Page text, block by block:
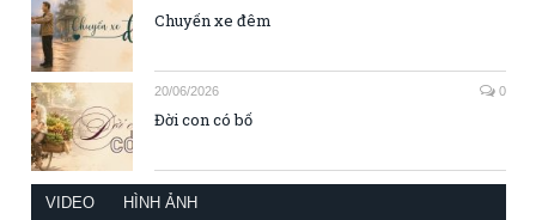
Chuyến xe đêm
20/06/2026 0
Đời con có bố
VIDEO HÌNH ẢNH